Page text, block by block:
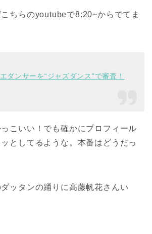
ちらのyoutubeで8:20~からでてま
ダンサーを“ジャズダンス”で審査！
こいい！でも確かにプロフィール
としてるような。本番はどうだっ
ッタンの踊りに高藤帆花さんい